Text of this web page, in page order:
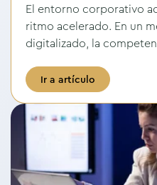
El entorno corporativo
ritmo acelerado. En un
digitalizado, la
Ir a artículo